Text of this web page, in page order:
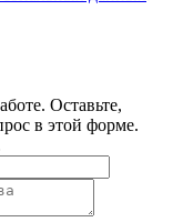
Оставьте,
в этой форме.